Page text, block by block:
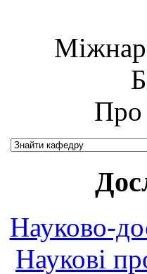
Про
Науково-
Наукові